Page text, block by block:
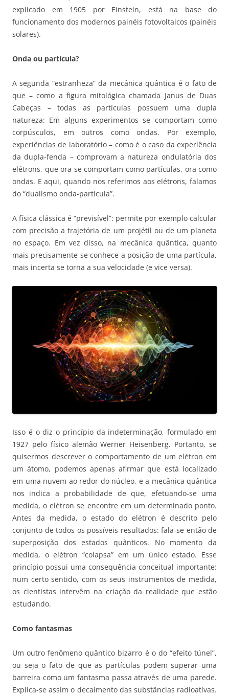
explicado em 1905 por Einstein, está na base do
funcionamento dos modernos painéis fotovoltaicos (painéis
solares).
Onda ou partícula?
A segunda “estranheza” da mecânica quântica é o fato de
que – como a figura mitológica chamada Janus de Duas
Cabeças – todas as partículas possuem uma dupla
natureza: Em alguns experimentos se comportam como
corpúsculos, em outros como ondas. Por exemplo,
experiências de laboratório – como é o caso da experiência
da dupla-fenda – comprovam a natureza ondulatória dos
elétrons, que ora se comportam como partículas, ora como
ondas. E aqui, quando nos referimos aos elétrons, falamos
do “dualismo onda-partícula”.
A física clássica é “previsível”: permite por exemplo calcular
com precisão a trajetória de um projétil ou de um planeta
no espaço. Em vez disso, na mecânica quântica, quanto
mais precisamente se conhece a posição de uma partícula,
mais incerta se torna a sua velocidade (e vice versa).
Isso é o diz o princípio da indeterminação, formulado em
1927 pelo físico alemão Werner Heisenberg. Portanto, se
quisermos descrever o comportamento de um elétron em
um átomo, podemos apenas afirmar que está localizado
em uma nuvem ao redor do núcleo, e a mecânica quântica
nos indica a probabilidade de que, efetuando-se uma
medida, o elétron se encontre em um determinado ponto.
Antes da medida, o estado do elétron é descrito pelo
conjunto de todos os possíveis resultados: fala-se então de
superposição dos estados quânticos. No momento da
medida, o elétron “colapsa” em um único estado. Esse
princípio possui uma consequência conceitual importante:
num certo sentido, com os seus instrumentos de medida,
os cientistas intervêm na criação da realidade que estão
estudando.
Como fantasmas
Um outro fenômeno quântico bizarro é o do “efeito túnel”,
ou seja o fato de que as partículas podem superar uma
barreira como um fantasma passa através de uma parede.
Explica-se assim o decaimento das substâncias radioativas.